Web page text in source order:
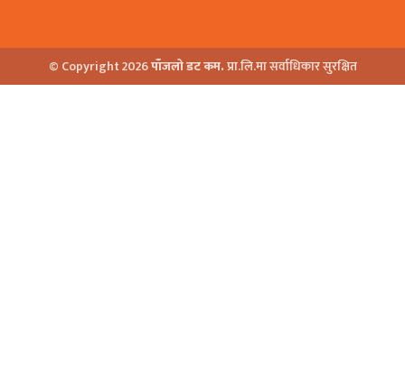
© Copyright 2026पाँजलो डट कम.प्रा.लि.मा सर्वाधिकार सुरक्षित